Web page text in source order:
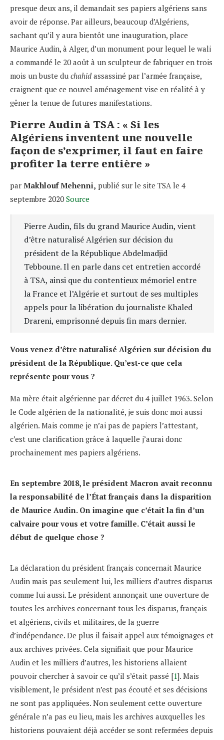
presque deux ans, il demandait ses papiers algériens sans
avoir de réponse. Par ailleurs, beaucoup d’Algériens,
sachant qu’il y aura bientôt une inauguration, place
Maurice Audin, à Alger, d’un monument pour lequel le wali
a commandé le 20 août à un sculpteur de fabriquer en trois
mois un buste du chahid assassiné par l’armée française,
craignent que ce nouvel aménagement vise en réalité à y
gêner la tenue de futures manifestations.
Pierre Audin à TSA : « Si les
Algériens inventent une nouvelle
façon de s’exprimer, il faut en faire
profiter la terre entière »
par Makhlouf Mehenni, publié sur le site TSA le 4
septembre 2020 Source
Pierre Audin, fils du grand Maurice Audin, vient
d’être naturalisé Algérien sur décision du
président de la République Abdelmadjid
Tebboune. Il en parle dans cet entretien accordé
à TSA, ainsi que du contentieux mémoriel entre
la France et l’Algérie et surtout de ses multiples
appels pour la libération du journaliste Khaled
Drareni, emprisonné depuis fin mars dernier.
Vous venez d’être naturalisé Algérien sur décision du
président de la République. Qu’est-ce que cela
représente pour vous ?
Ma mère était algérienne par décret du 4 juillet 1963. Selon
le Code algérien de la nationalité, je suis donc moi aussi
algérien. Mais comme je n’ai pas de papiers l’attestant,
c’est une clarification grâce à laquelle j’aurai donc
prochainement mes papiers algériens.
En septembre 2018, le président Macron avait reconnu
la responsabilité de l’État français dans la disparition
de Maurice Audin. On imagine que c’était la fin d’un
calvaire pour vous et votre famille. C’était aussi le
début de quelque chose ?
La déclaration du président français concernait Maurice
Audin mais pas seulement lui, les milliers d’autres disparus
comme lui aussi. Le président annonçait une ouverture de
toutes les archives concernant tous les disparus, français
et algériens, civils et militaires, de la guerre
d’indépendance. De plus il faisait appel aux témoignages et
aux archives privées. Cela signifiait que pour Maurice
Audin et les milliers d’autres, les historiens allaient
pouvoir chercher à savoir ce qu’il s’était passé [1]. Mais
visiblement, le président n’est pas écouté et ses décisions
ne sont pas appliquées. Non seulement cette ouverture
générale n’a pas eu lieu, mais les archives auxquelles les
historiens pouvaient déjà accéder se sont refermées depuis